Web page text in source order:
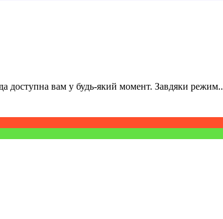
доступна вам у будь-який момент. Завдяки режим..